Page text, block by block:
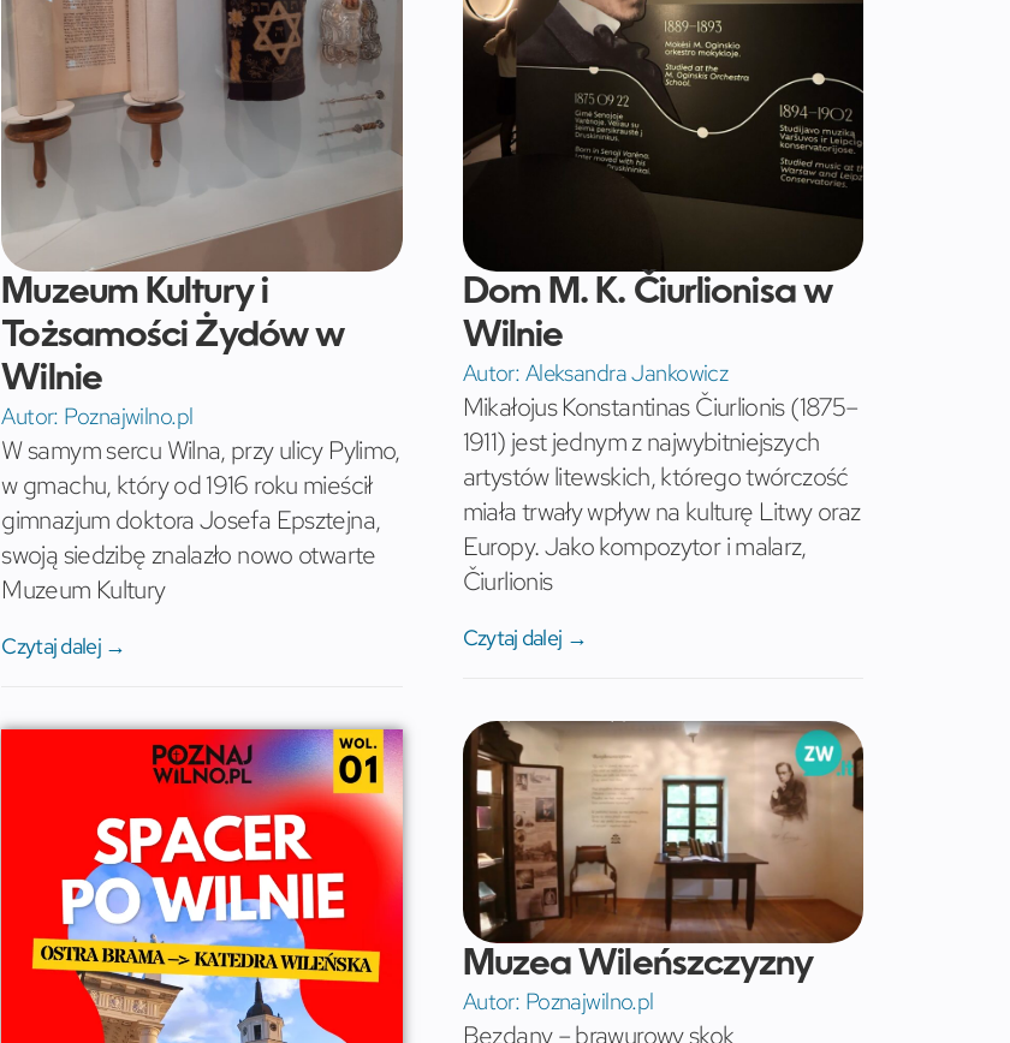
Muzeum Kultury i
Tożsamości Żydów w
Wilnie
Autor: Poznajwilno.pl
W samym sercu Wilna, przy ulicy Pylimo,
w gmachu, który od 1916 roku mieścił
gimnazjum doktora Josefa Epsztejna,
swoją siedzibę znalazło nowo otwarte
Muzeum Kultury
Czytaj dalej →
Dom M. K. Čiurlionisa w
Wilnie
Autor: Aleksandra Jankowicz
Mikałojus Konstantinas Čiurlionis (1875–
1911) jest jednym z najwybitniejszych
artystów litewskich, którego twórczość
miała trwały wpływ na kulturę Litwy oraz
Europy. Jako kompozytor i malarz,
Čiurlionis
Czytaj dalej →
Muzea Wileńszczyzny
Autor: Poznajwilno.pl
Bezdany – brawurowy skok